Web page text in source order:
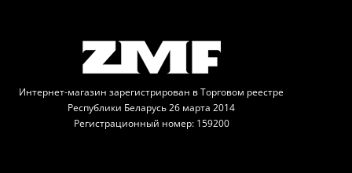
Интернет-магазин зарегистрирован в Торговом реестре
Республики Беларусь 26 марта 2014
Регистрационный номер: 159200